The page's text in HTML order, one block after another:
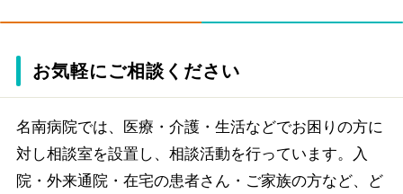
お気軽にご相談ください
名南病院では、医療・介護・生活などでお困りの方に
対し相談室を設置し、相談活動を行っています。入
院・外来通院・在宅の患者さん・ご家族の方など、ど